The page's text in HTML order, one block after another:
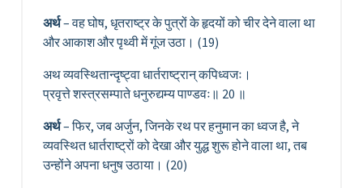
अर्थ– वह घोष, धृतराष्ट्र के पुत्रों के हृदयों को चीर देने वाला था
और आकाश और पृथ्वी में गूंज उठा। (19)
अथ व्यवस्थितान्दृष्ट्वा धार्तराष्ट्रान् कपिध्वजः।
प्रवृत्ते शस्त्रसम्पाते धनुरुद्यम्य पाण्डवः॥ 20 ॥
अर्थ– फिर, जब अर्जुन, जिनके रथ पर हनुमान का ध्वज है, ने
व्यवस्थित धार्तराष्ट्रों को देखा और युद्ध शुरू होने वाला था, तब
उन्होंने अपना धनुष उठाया। (20)